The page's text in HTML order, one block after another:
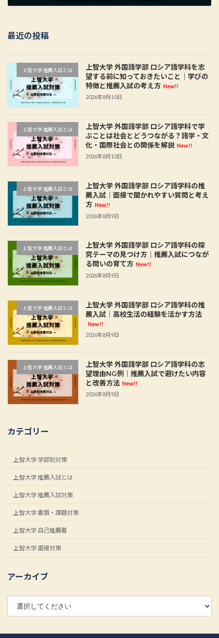
最近の投稿
上智大学 推薦入試とは
上智大学 外国語学部 ロシア語学科を志
望する前に知っておきたいこと｜学びの
特徴と推薦入試の考え方 New!!
2026年8月10日
上智大学 推薦入試とは
上智大学 外国語学部 ロシア語学科で学
ぶことは社会とどうつながる？語学・文
化・国際社会との関係を解説 New!!
2026年8月10日
上智大学 推薦入試とは
上智大学 外国語学部 ロシア語学科の推
薦入試｜面接で聞かれやすい質問と考え
方 New!!
2026年8月9日
上智大学 推薦入試とは
上智大学 外国語学部 ロシア語学科の探
究テーマの見つけ方｜推薦入試につなが
る問いの育て方 New!!
2026年8月9日
上智大学 推薦入試とは
上智大学 外国語学部 ロシア語学科の推
薦入試｜高校生活の経験を活かす方法
New!!
2026年8月9日
上智大学 推薦入試とは
上智大学 外国語学部 ロシア語学科の志
望理由NG例｜推薦入試で避けたい内容
と改善方法 New!!
2026年8月9日
カテゴリー
上智大学 学部別対策
上智大学 推薦入試とは
上智大学 推薦入試対策
上智大学 書類・課題対策
上智大学 自己推薦書
上智大学 面接対策
アーカイブ